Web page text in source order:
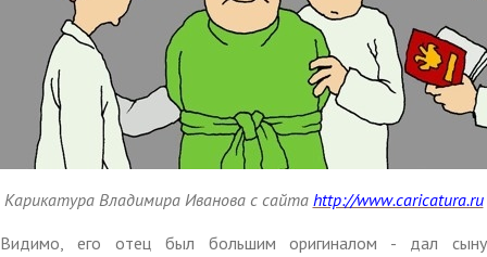
Карикатура Владимира Иванова с сайта http://www.caricatura.ru
Видимо, его отец был большим оригиналом - дал сыну